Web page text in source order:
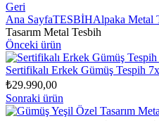
Geri
Ana SayfaTESBİHAlpaka Metal
Tasarım Metal Tesbih
Önceki ürün
Sertifikalı Erkek Gümüş Tespih
₺29.990,00
Sonraki ürün